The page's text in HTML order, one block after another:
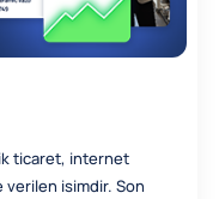
ticaret, internet
verilen isimdir. Son